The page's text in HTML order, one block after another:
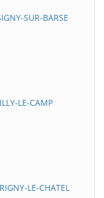
SUR-BARSE
LE-CAMP
LE-CHATEL